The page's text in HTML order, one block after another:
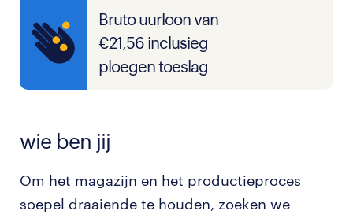
Bruto uurloon van
€21,56 inclusieg
ploegen toeslag
wie ben jij
Om het magazijn en het productieproces
soepel draaiende te houden, zoeken we